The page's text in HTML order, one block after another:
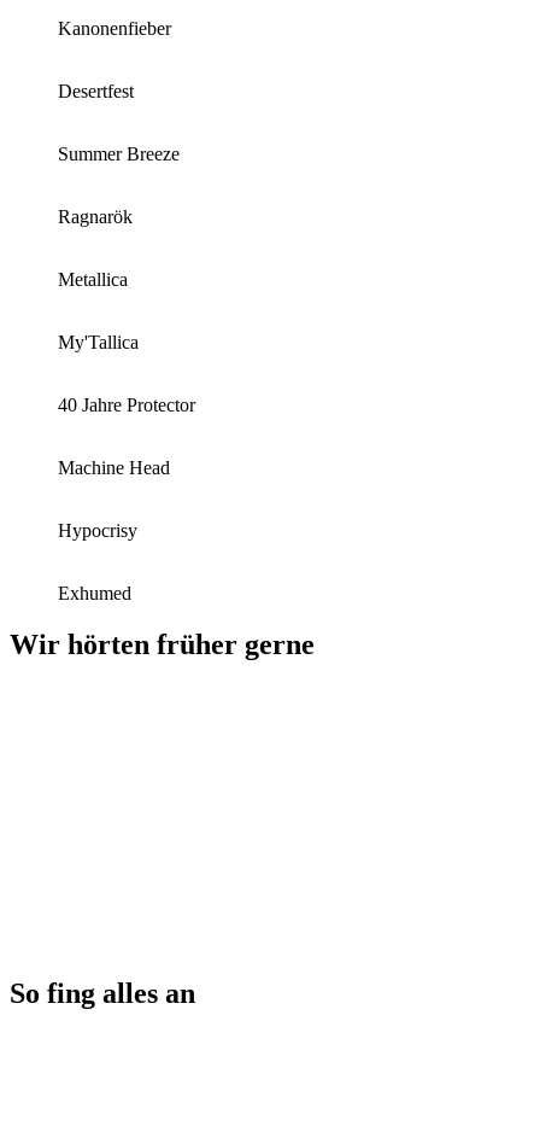
Kanonenfieber
Desertfest
Summer Breeze
Ragnarök
Metallica
My'Tallica
40 Jahre Protector
Machine Head
Hypocrisy
Exhumed
Wir hörten früher gerne
So fing alles an